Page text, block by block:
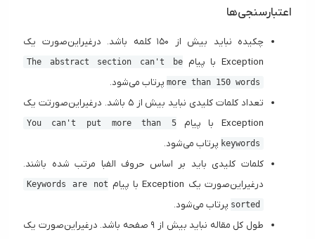
اعتبارسنجی‌ها
چکیده نباید بیش از ۱۵۰ کلمه باشد. درغیراین‌صورت یک
Exception با پیام
The abstract section can't be
more than 150 wordsپرتاب می‌شود.
تعداد کلمات کلیدی نباید بیش از ۵ باشد. درغیراین‌صورتت یک
Exception با پیام
You can't put more than 5
keywords پرتاب می‌شود.
کلمات کلیدی باید بر اساس حروف الفبا مرتب شده باشند.
درغیراین‌صورت یک Exception با پیام
Keywords are not
sorted پرتاب می‌شود.
طول کل مقاله نباید بیش از ۹ صفحه باشد. درغیراین‌صورت یک